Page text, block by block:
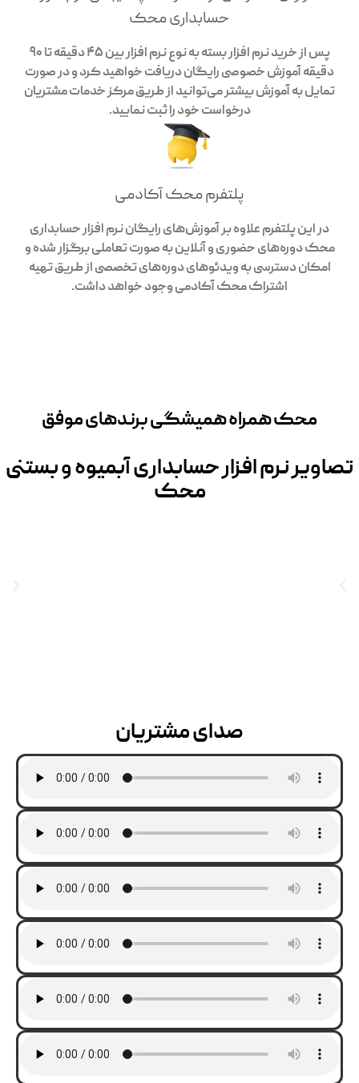
حسابداری محک
پس از خرید نرم افزار بسته به نوع نرم افزار بین 45 دقیقه تا 90
دقیقه آموزش خصوصی رایگان دریافت خواهید کرد و در صورت
تمایل به آموزش بیشتر می‌توانید از طریق مرکز خدمات مشتریان
درخواست خود را ثبت نمایید.
پلتفرم محک آکادمی
در این پلتفرم علاوه بر آموزش‌های رایگان نرم افزار حسابداری
محک دوره‌های حضوری و آنلاین به صورت تعاملی برگزار شده و
امکان دسترسی به ویدئوهای دوره‌های تخصصی از طریق تهیه
اشتراک محک آکادمی وجود خواهد داشت.
محک همراه همیشگی برندهای موفق
تصاویر نرم افزار حسابداری آبمیوه و بستنی
محک
صدای مشتریان